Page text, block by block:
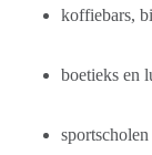
koffiebars,
boetieks en
sportscholen